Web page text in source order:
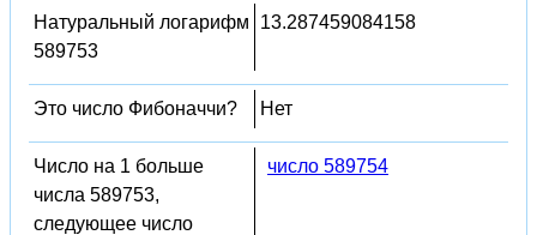
Натуральный логарифм
589753
13.287459084158
Это число Фибоначчи? Нет
Число на 1 больше
числа 589753,
следующее число
число 589754